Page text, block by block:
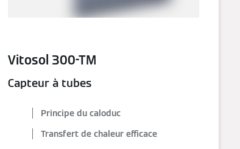
Vitosol 300-TM
Capteur à tubes
Principe du caloduc
Transfert de chaleur efficace